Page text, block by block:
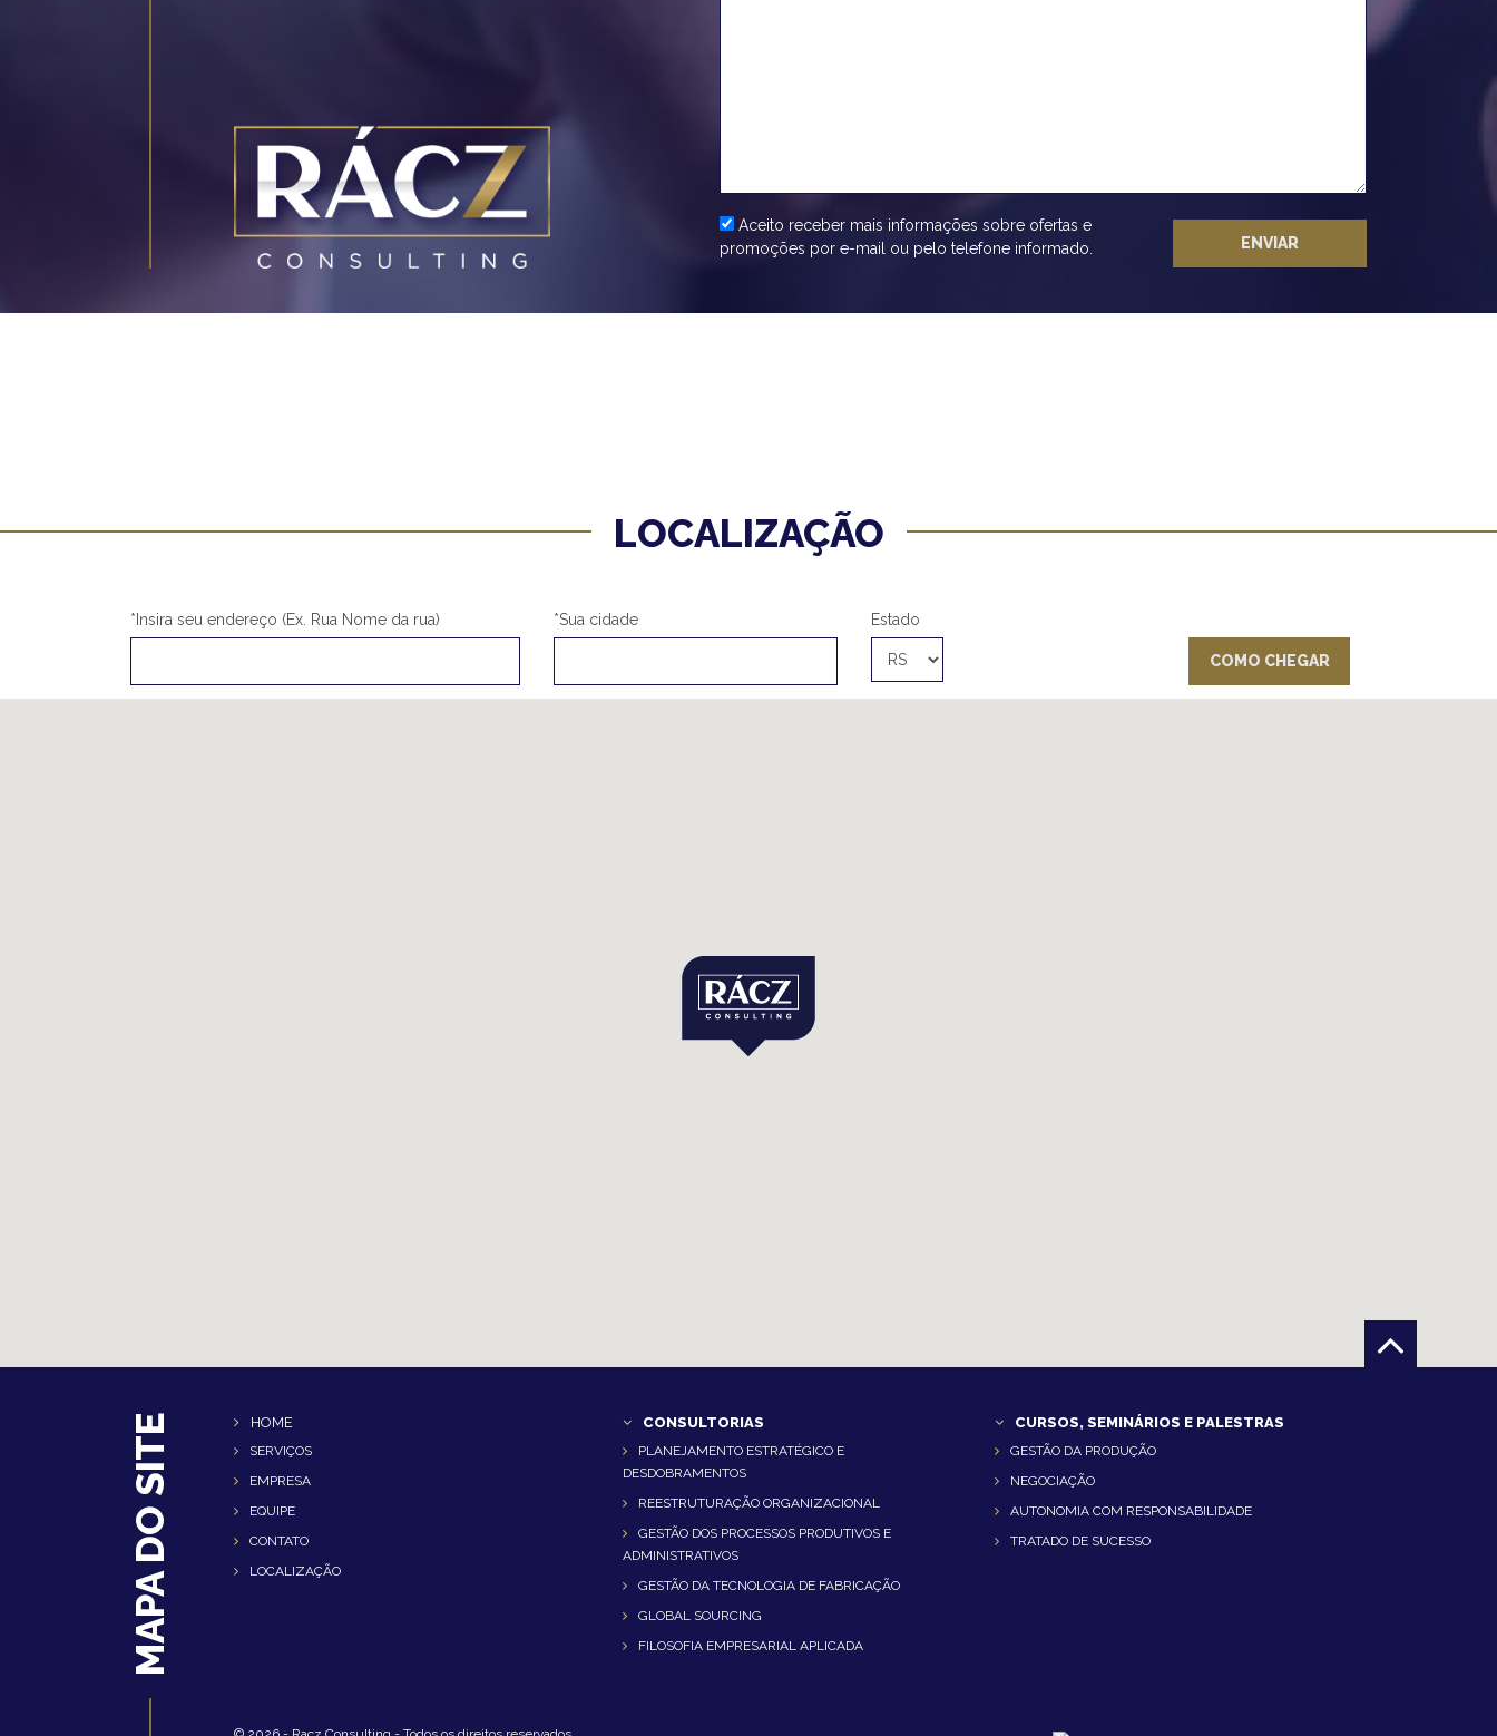
Aceito receber mais informações sobre ofertas e
promoções por e-mail ou pelo telefone informado.
ENVIAR
LOCALIZAÇÃO
*Insira seu endereço (Ex. Rua Nome da rua) *Sua cidade Estado
COMO CHEGAR
MAPA DO SITE HOME
SERVIÇOS
EMPRESA
EQUIPE
CONTATO
LOCALIZAÇÃO
CONSULTORIAS
PLANEJAMENTO ESTRATÉGICO E
DESDOBRAMENTOS
REESTRUTURAÇÃO ORGANIZACIONAL
GESTÃO DOS PROCESSOS PRODUTIVOS E
ADMINISTRATIVOS
GESTÃO DA TECNOLOGIA DE FABRICAÇÃO
GLOBAL SOURCING
FILOSOFIA EMPRESARIAL APLICADA
CURSOS, SEMINÁRIOS E PALESTRAS
GESTÃO DA PRODUÇÃO
NEGOCIAÇÃO
AUTONOMIA COM RESPONSABILIDADE
TRATADO DE SUCESSO